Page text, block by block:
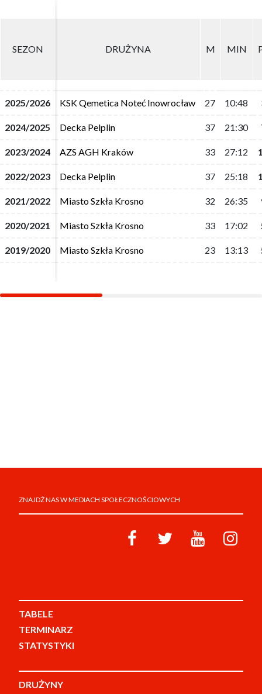
SEZON DRUŻYNA M MIN
2025/2026 KSK Qemetica Noteć Inowrocław 27 10:48
2024/2025 Decka Pelplin 37 21:30
2023/2024 AZS AGH Kraków 33 27:12
2022/2023 Decka Pelplin 37 25:18
2021/2022 Miasto Szkła Krosno 32 26:35
2020/2021 Miasto Szkła Krosno 33 17:02
2019/2020 Miasto Szkła Krosno 23 13:13
SEZON DRUŻYNA M MIN
2025/2026 KSK Qemetica Noteć Inowrocław 27 10:48
2024/2025 Decka Pelplin 37 21:30
2023/2024 AZS AGH Kraków 33 27:12
2022/2023 Decka Pelplin 37 25:18
2021/2022 Miasto Szkła Krosno 32 26:35
2020/2021 Miasto Szkła Krosno 33 17:02
2019/2020 Miasto Szkła Krosno 23 13:13
ZNAJDŹ NAS W MEDIACH SPOŁECZNOŚCIOWYCH
TABELE
TERMINARZ
STATYSTYKI
DRUŻYNY